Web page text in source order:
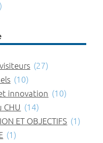
(27)
(10)
innovation (10)
CHU (14)
ET OBJECTIFS (1)
(1)